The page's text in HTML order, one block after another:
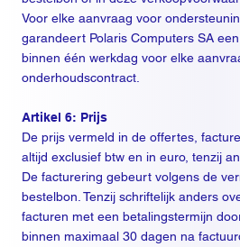
Voor elke aanvraag voor
garandeert Polaris Computers SA
binnen één werkdag voor elke
onderhoudscontract.
Artikel 6: Prijs
De prijs vermeld in de offertes,
altijd exclusief btw en in euro, tenzij
De facturering gebeurt volgens de
bestelbon. Tenzij schriftelijk anders
facturen met een betalingstermijn
binnen maximaal 30 dagen na